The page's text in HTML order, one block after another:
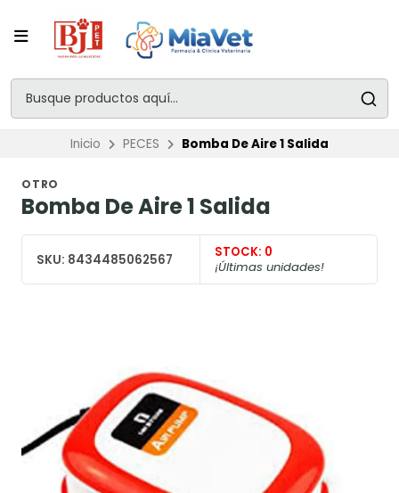
Inicio PECES Bomba De Aire 1 Salida
OTRO
Bomba De Aire 1 Salida
SKU: 8434485062567 STOCK: 0
¡Últimas unidades!